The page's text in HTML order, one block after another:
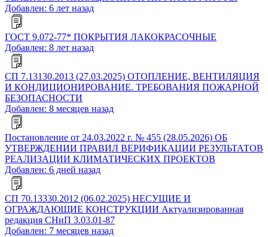
Добавлен: 6 лет назад
ГОСТ 9.072-77* ПОКРЫТИЯ ЛАКОКРАСОЧНЫЕ
Добавлен: 8 лет назад
СП 7.13130.2013 (27.03.2025) ОТОПЛЕНИЕ, ВЕНТИЛЯЦИЯ
И КОНДИЦИОНИРОВАНИЕ. ТРЕБОВАНИЯ ПОЖАРНОЙ
БЕЗОПАСНОСТИ
Добавлен: 8 месяцев назад
Постановление от 24.03.2022 г. № 455 (28.05.2026) ОБ
УТВЕРЖДЕНИИ ПРАВИЛ ВЕРИФИКАЦИИ РЕЗУЛЬТАТОВ
РЕАЛИЗАЦИИ КЛИМАТИЧЕСКИХ ПРОЕКТОВ
Добавлен: 6 дней назад
СП 70.13330.2012 (06.02.2025) НЕСУЩИЕ И
ОГРАЖДАЮЩИЕ КОНСТРУКЦИИ Актуализированная
редакция СНиП 3.03.01-87
Добавлен: 7 месяцев назад